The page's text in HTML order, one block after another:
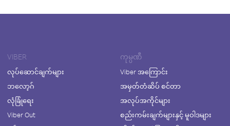
VIBER
လုပ်ဆောင်ချက်များ
ဘလော့ဂ်
လုံခြုံရေး
Viber Out
ကုမ္ပဏီ
Viber အကြောင်း
အမှတ်တံဆိပ် စင်တာ
အလုပ်အကိုင်များ
စည်းကမ်းချက်များနှင့် မူဝါဒများ